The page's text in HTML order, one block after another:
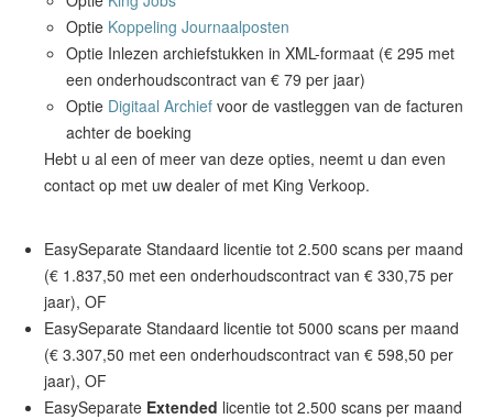
Optie Koppeling Journaalposten
Optie Inlezen archiefstukken in XML-formaat (€ 295 met
een onderhoudscontract van € 79 per jaar)
Optie Digitaal Archief voor de vastleggen van de facturen
achter de boeking
Hebt u al een of meer van deze opties, neemt u dan even
contact op met uw dealer of met King Verkoop.
EasySeparate Standaard licentie tot 2.500 scans per maand
(€ 1.837,50 met een onderhoudscontract van € 330,75 per
jaar), OF
EasySeparate Standaard licentie tot 5000 scans per maand
(€ 3.307,50 met een onderhoudscontract van € 598,50 per
jaar), OF
EasySeparate Extended licentie tot 2.500 scans per maand